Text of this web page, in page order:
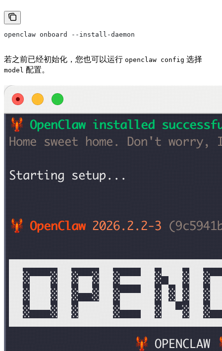
openclaw onboard --install-daemon
若之前已经初始化，您也可以运行 openclaw config 选择
model 配置。